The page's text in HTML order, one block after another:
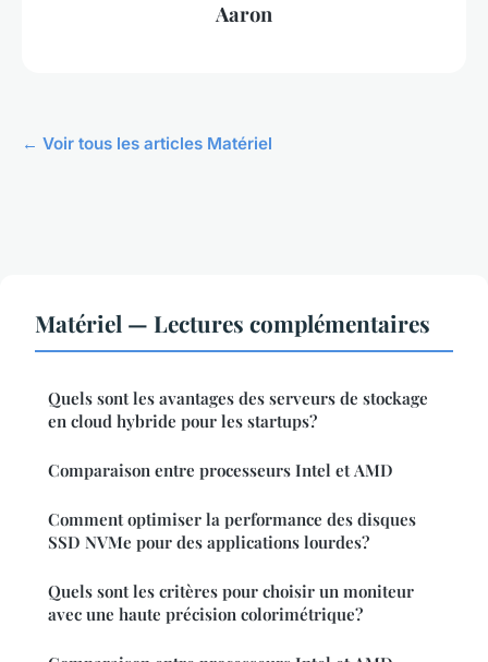
Aaron
← Voir tous les articles Matériel
Matériel — Lectures complémentaires
Quels sont les avantages des serveurs de stockage
en cloud hybride pour les startups?
Comparaison entre processeurs Intel et AMD
Comment optimiser la performance des disques
SSD NVMe pour des applications lourdes?
Quels sont les critères pour choisir un moniteur
avec une haute précision colorimétrique?